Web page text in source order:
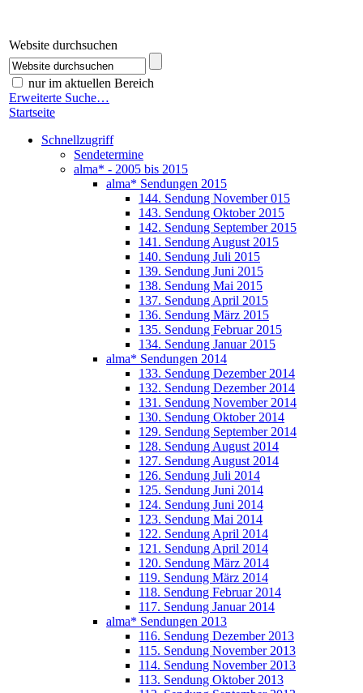
Website durchsuchen
nur im aktuellen Bereich
Erweiterte Suche…
Startseite
Schnellzugriff
Sendetermine
alma* - 2005 bis 2015
alma* Sendungen 2015
144. Sendung November 015
143. Sendung Oktober 2015
142. Sendung September 2015
141. Sendung August 2015
140. Sendung Juli 2015
139. Sendung Juni 2015
138. Sendung Mai 2015
137. Sendung April 2015
136. Sendung März 2015
135. Sendung Februar 2015
134. Sendung Januar 2015
alma* Sendungen 2014
133. Sendung Dezember 2014
132. Sendung Dezember 2014
131. Sendung November 2014
130. Sendung Oktober 2014
129. Sendung September 2014
128. Sendung August 2014
127. Sendung August 2014
126. Sendung Juli 2014
125. Sendung Juni 2014
124. Sendung Juni 2014
123. Sendung Mai 2014
122. Sendung April 2014
121. Sendung April 2014
120. Sendung März 2014
119. Sendung März 2014
118. Sendung Februar 2014
117. Sendung Januar 2014
alma* Sendungen 2013
116. Sendung Dezember 2013
115. Sendung November 2013
114. Sendung November 2013
113. Sendung Oktober 2013